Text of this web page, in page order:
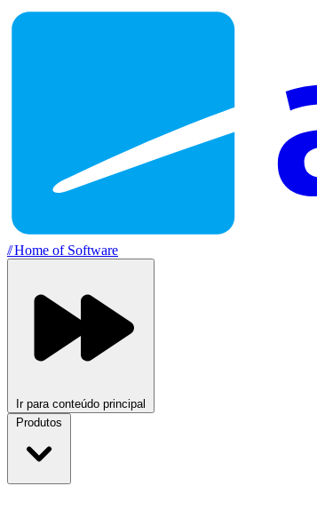
//Home of Software
Ir para conteúdo principal
Produtos